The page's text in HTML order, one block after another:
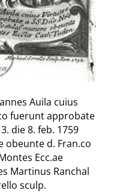
Auila cuius
fuerunt approbate
die 8. feb. 1759
obeunte d. Fran.co
Ecc.ae
Martinus Ranchal
sculp.